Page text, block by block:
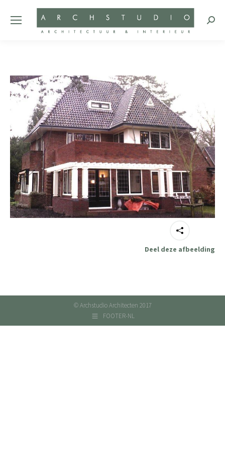
Deel deze afbeelding
© Archstudio Architecten 2017
FOOTER-NL